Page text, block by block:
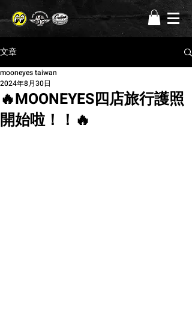
文章
🔥MOONEYES四店旅行護照
開始啦！！🔥
mooneyes taiwan
2024年8月30日